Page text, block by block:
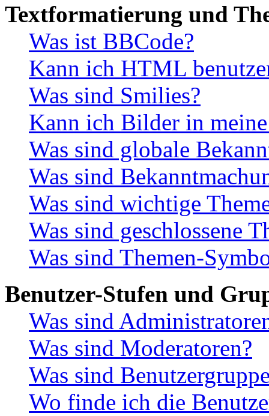
Textformatierung und
Was ist BBCode?
Kann ich HTML
Was sind Smilies?
Kann ich Bilder in
Was sind globale
Was sind
Was sind wichtige
Was sind geschlossene
Was sind Themen-
Benutzer-Stufen und
Was sind
Was sind Moderatoren?
Was sind
Wo finde ich die